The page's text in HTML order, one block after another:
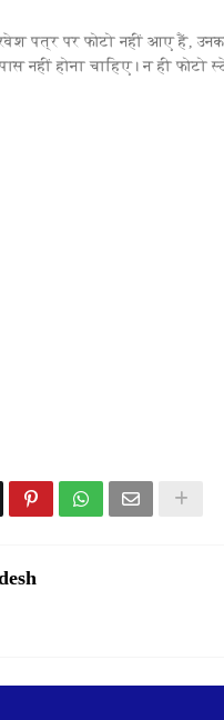
पत्र पर फोटो नहीं आए हैं,
नहीं होना चाहिए। न ही फोटो